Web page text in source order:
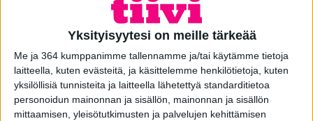
Yksityisyytesi on meille tärkeää
Me ja 364 kumppanimme tallennamme ja/tai käytämme tietoja
laitteella, kuten evästeitä, ja käsittelemme henkilötietoja, kuten
yksilöllisiä tunnisteita ja laitteella lähetettyä standarditietoa
personoidun mainonnan ja sisällön, mainonnan ja sisällön
mittaamisen, yleisötutkimusten ja palvelujen kehittämisen
Ikkunakarmi on ikkunan ulommainen, sen
rungon muodostava osa. Karmi kiinnitetään
kiinteästi seinärakenteessa olevaan aukkoon.